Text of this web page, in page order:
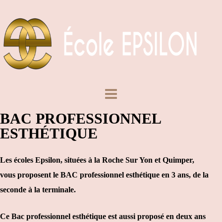
BAC PROFESSIONNEL
ESTHÉTIQUE
Les écoles Epsilon, situées à la Roche Sur Yon et Quimper,
vous proposent le BAC professionnel esthétique en 3 ans, de la
seconde à la terminale.
Ce Bac professionnel esthétique est aussi proposé en deux ans